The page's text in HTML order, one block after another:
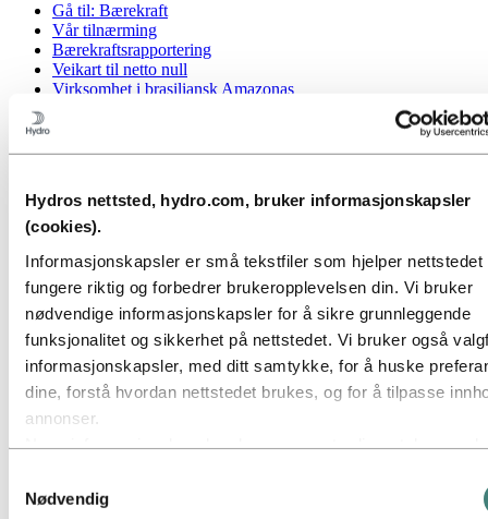
Hydros nettsted, hydro.com, bruker informasjonskapsler
(cookies).
Informasjonskapsler er små tekstfiler som hjelper nettstedet
fungere riktig og forbedrer brukeropplevelsen din. Vi bruker
nødvendige informasjonskapsler for å sikre grunnleggende
funksjonalitet og sikkerhet på nettstedet. Vi bruker også
informasjonskapsler, med ditt samtykke, for å huske
dine, forstå hvordan nettstedet brukes, og for å tilpasse
annonser.
Disse tredjepartene kan kombinere informasjon innhentet fra
Nødvendig
Gå til: Bærekraft
Vår tilnærming
Bærekraftsrapportering
Veikart til netto null
Virksomhet i brasiliansk Amazonas
Livet i Hydro
Karriereområder
Rekrutteringsprosessen
Kontakt og vanlige spørsmål
Gå til:Investorer
Informasjon for aksjonærer
Investorkontakt
Gå til:Media
Mediekontakt
Kort om Hydro
Bilder og video